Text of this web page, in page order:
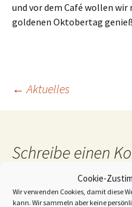
Cookie-
Wir verwenden Cookies, damit diese
kann. Wir sammeln aber keine
und vor dem Café wollen
goldenen Oktobertag
← Aktuelles
Schreibe einen
Deine E-Mail-Adresse wird
Erforderliche Felder sind mit